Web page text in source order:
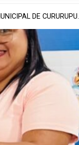
DE CURURUPU.